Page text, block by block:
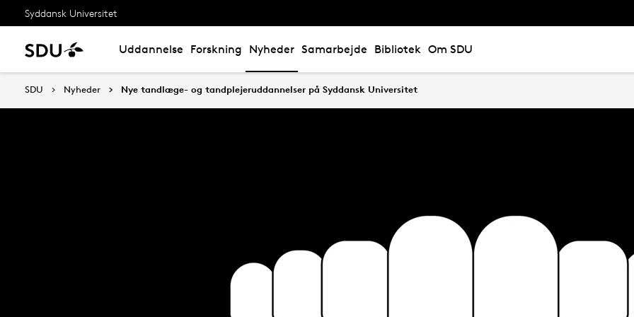
Syddansk Universitet
Uddannelse Forskning Nyheder Samarbejde Bibliotek Om SDU
SDU Nyheder Nye tandlæge- og tandplejeruddannelser på Syddansk Universitet